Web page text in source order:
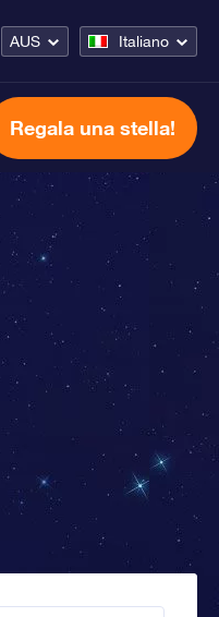
AUS Italiano
Regala una stella!